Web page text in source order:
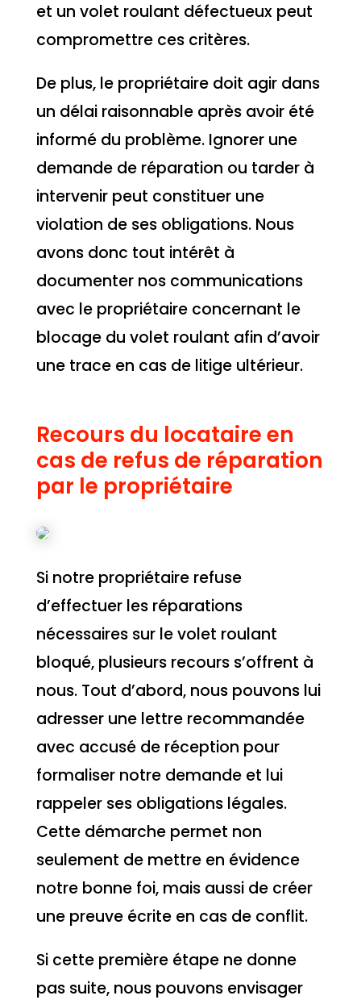
et un volet roulant défectueux peut
compromettre ces critères.
De plus, le propriétaire doit agir dans
un délai raisonnable après avoir été
informé du problème. Ignorer une
demande de réparation ou tarder à
intervenir peut constituer une
violation de ses obligations. Nous
avons donc tout intérêt à
documenter nos communications
avec le propriétaire concernant le
blocage du volet roulant afin d’avoir
une trace en cas de litige ultérieur.
Recours du locataire en
cas de refus de réparation
par le propriétaire
Si notre propriétaire refuse
d’effectuer les réparations
nécessaires sur le volet roulant
bloqué, plusieurs recours s’offrent à
nous. Tout d’abord, nous pouvons lui
adresser une lettre recommandée
avec accusé de réception pour
formaliser notre demande et lui
rappeler ses obligations légales.
Cette démarche permet non
seulement de mettre en évidence
notre bonne foi, mais aussi de créer
une preuve écrite en cas de conflit.
Si cette première étape ne donne
pas suite, nous pouvons envisager